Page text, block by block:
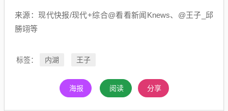
来源：现代快报/现代+综合@看看新闻Knews、@王子_邱
勝翊等
标签： 内湖 王子
海报 阅读 分享